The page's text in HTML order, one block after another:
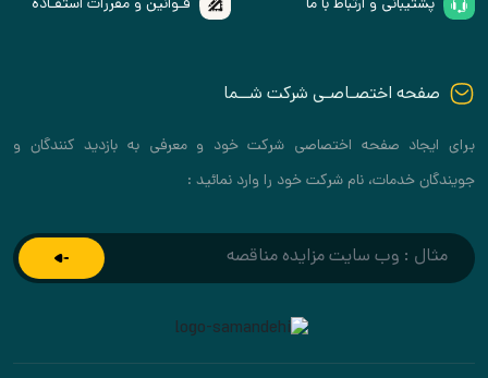
پشتیبانی و ارتباط با ما قـوانین و مقررات استفـاده
صفحه اختصـاصـی شرکت شــما
ایجاد صفحه اختصاصی شرکت خود و معرفی به بازدید کنندگان و
خدمات، نام شرکت خود را وارد نمائید :